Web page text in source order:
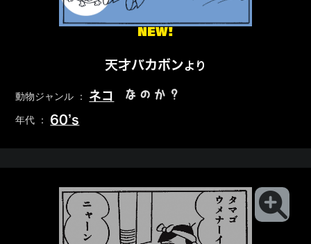
NEW!
天才バカボンより
動物ジャンル ： ネコ なのか？
年代 ： 60’s